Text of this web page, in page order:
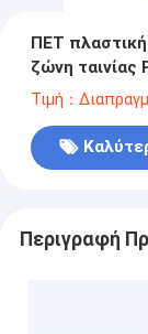
ΠΕΤ
ζώνη ταινίας
Τιμή：
Περιγραφή